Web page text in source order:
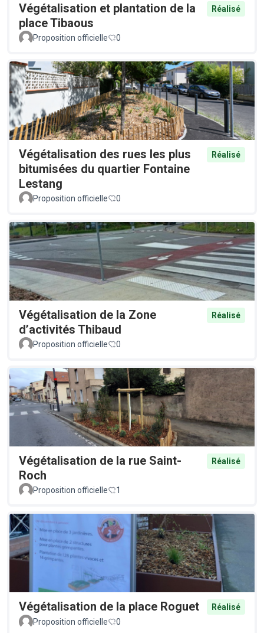
Végétalisation et plantation de la
place Tibaous
Réalisé
Proposition officielle 0
Végétalisation des rues les plus
bitumisées du quartier Fontaine
Lestang
Réalisé
Proposition officielle 0
Végétalisation de la Zone
d’activités Thibaud
Réalisé
Proposition officielle 0
Végétalisation de la rue Saint-
Roch
Réalisé
Proposition officielle 1
Végétalisation de la place Roguet
Réalisé
Proposition officielle
0